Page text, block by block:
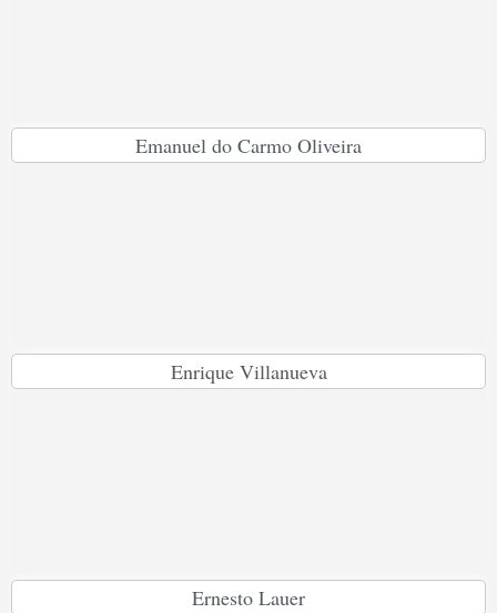
Emanuel do Carmo Oliveira
Enrique Villanueva
Ernesto Lauer